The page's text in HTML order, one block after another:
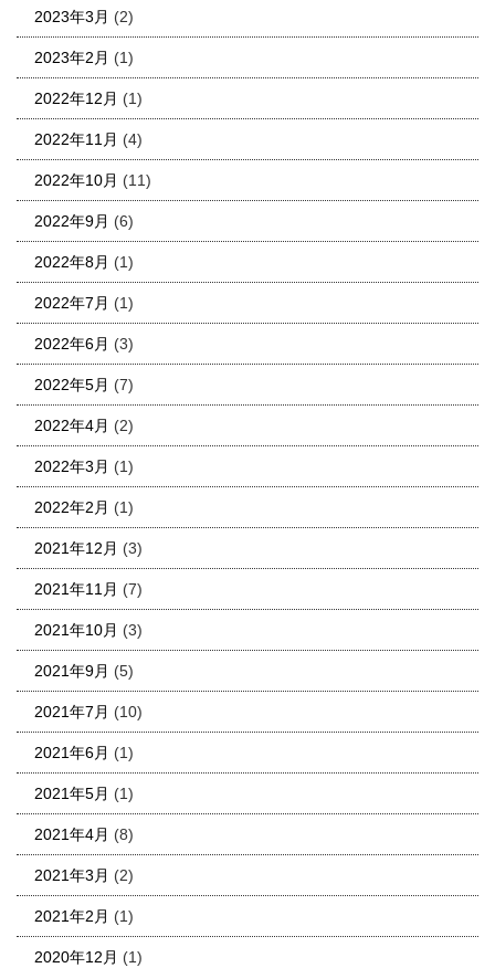
2023年3月 (2)
2023年2月 (1)
2022年12月 (1)
2022年11月 (4)
2022年10月 (11)
2022年9月 (6)
2022年8月 (1)
2022年7月 (1)
2022年6月 (3)
2022年5月 (7)
2022年4月 (2)
2022年3月 (1)
2022年2月 (1)
2021年12月 (3)
2021年11月 (7)
2021年10月 (3)
2021年9月 (5)
2021年7月 (10)
2021年6月 (1)
2021年5月 (1)
2021年4月 (8)
2021年3月 (2)
2021年2月 (1)
2020年12月 (1)